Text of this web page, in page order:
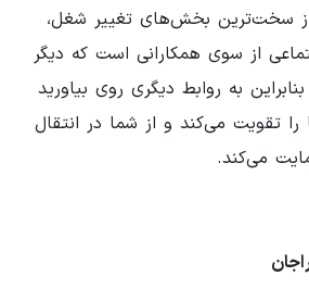
سخت‌ترین بخش‌های تغییر شغل،
از سوی همکارانی است که دیگر
به روابط دیگری روی بیاورید
تقویت می‌کند و از شما در انتقال
می‌کند.